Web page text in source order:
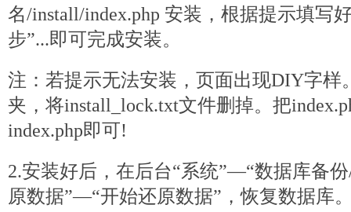
名/install/index.php 安装，根据提示填写
步”...即可完成安装。
注：若提示无法安装，页面出现DIY字样
夹，将install_lock.txt文件删掉。把
index.php即可!
2.安装好后，在后台“系统”—“数据库备
原数据”—“开始还原数据”，恢复数据库